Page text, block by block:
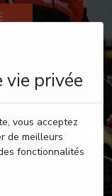
vie privée
vous acceptez
de meilleurs
fonctionnalités